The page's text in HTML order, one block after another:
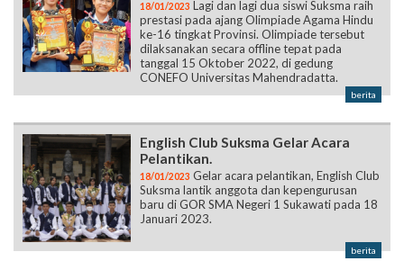
18/01/2023 Lagi dan lagi dua siswi Suksma raih
prestasi pada ajang Olimpiade Agama Hindu
ke-16 tingkat Provinsi. Olimpiade tersebut
dilaksanakan secara offline tepat pada
tanggal 15 Oktober 2022, di gedung
CONEFO Universitas Mahendradatta.
berita
English Club Suksma Gelar Acara
Pelantikan.
18/01/2023 Gelar acara pelantikan, English Club
Suksma lantik anggota dan kepengurusan
baru di GOR SMA Negeri 1 Sukawati pada 18
Januari 2023.
berita